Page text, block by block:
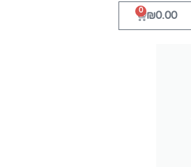
₪0.00
0